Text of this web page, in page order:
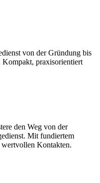
von der Gründung bis
Kompakt, praxisorientiert
den Weg von der
Mit fundiertem
Kontakten.